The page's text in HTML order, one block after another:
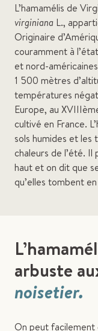
L’hamamélis de
virginiana L.,
Originaire
couramment à
et nord-
1 500 mètres
températures
Europe, au
cultivé en France.
sols humides et les
chaleurs de l’été.
haut et on dit que
qu’elles tombent
arbuste
noisetier.
On peut facilement